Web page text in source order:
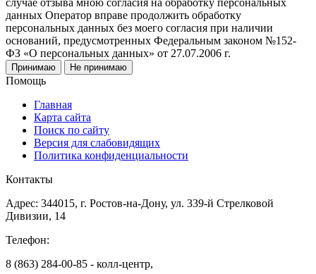
данных Оператор вправе продолжить обработку
персональных данных без моего согласия при наличии
оснований, предусмотренных Федеральным законом №152-
ФЗ «О персональных данных» от 27.07.2006 г.
Принимаю Не принимаю
Помощь
Главная
Карта сайта
Поиск по сайту
Версия для слабовидящих
Политика конфиденциальности
Контакты
Адрес: 344015, г. Ростов-на-Дону, ул. 339-й Стрелковой
Дивизии, 14
Телефон:
8 (863) 284-00-85 - колл-центр,